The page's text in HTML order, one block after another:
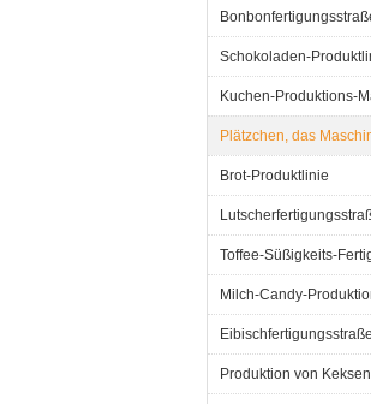
Schokoladen-
Kuchen-Produktions-
Plätzchen, das
Brot-Produktlinie
Toffee-Süßigkeits-
Milch-Candy-
Eibischfertigungsstraße
Produktion von Keksen